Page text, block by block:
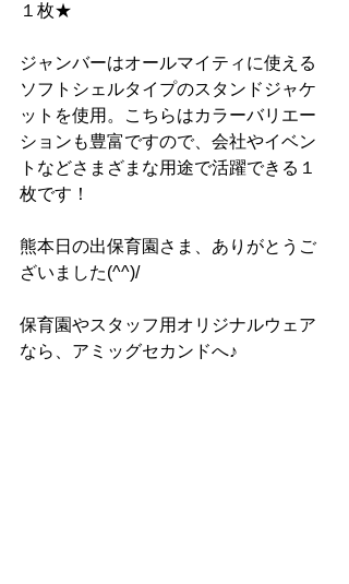
１枚★
ジャンバーはオールマイティに使える
ソフトシェルタイプのスタンドジャケ
ットを使用。こちらはカラーバリエー
ションも豊富ですので、会社やイベン
トなどさまざまな用途で活躍できる１
枚です！
熊本日の出保育園さま、ありがとうご
ざいました(^^)/
保育園やスタッフ用オリジナルウェア
なら、アミッグセカンドへ♪